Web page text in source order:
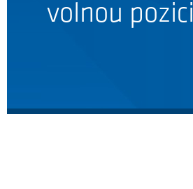
volnou
Co už byste měli